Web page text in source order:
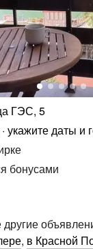
ГЭС, 5
укажите даты и
бонусами
, в Красной